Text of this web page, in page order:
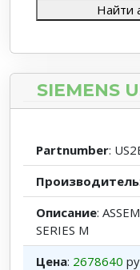
Найти
SIEMENS
Partnumber:
Производитель:
Описание:
SERIES M
Цена: 2678640